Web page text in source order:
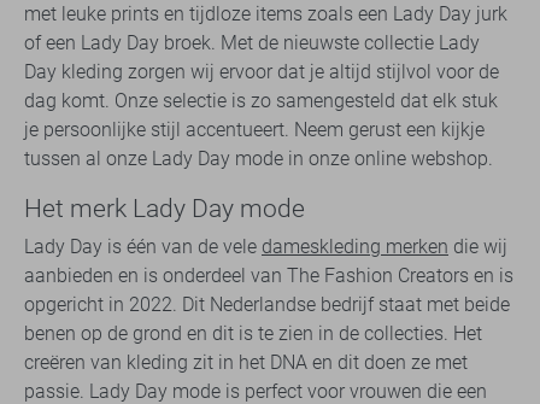
met leuke prints en tijdloze items zoals een Lady Day jurk
of een Lady Day broek. Met de nieuwste collectie Lady
Day kleding zorgen wij ervoor dat je altijd stijlvol voor de
dag komt. Onze selectie is zo samengesteld dat elk stuk
je persoonlijke stijl accentueert. Neem gerust een kijkje
tussen al onze Lady Day mode in onze online webshop.
Het merk Lady Day mode
Lady Day is één van de vele dameskleding merken die wij
aanbieden en is onderdeel van The Fashion Creators en is
opgericht in 2022. Dit Nederlandse bedrijf staat met beide
benen op de grond en dit is te zien in de collecties. Het
creëren van kleding zit in het DNA en dit doen ze met
passie. Lady Day mode is perfect voor vrouwen die een